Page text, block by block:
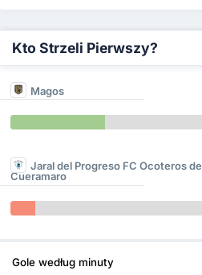
Kto Strzeli Pierwszy?
Magos
Jaral del Progreso FC Ocoteros de
Cueramaro
Gole według minuty